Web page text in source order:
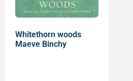
Whitethorn woods
Maeve Binchy